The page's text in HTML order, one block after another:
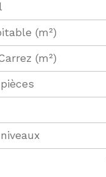
(m²)
(m²)
pièces
niveaux